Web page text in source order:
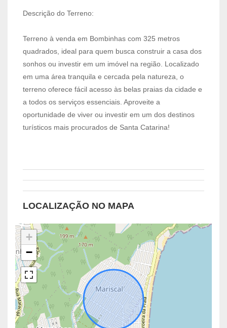
Descrição do Terreno:
Terreno à venda em Bombinhas com 325 metros
quadrados, ideal para quem busca construir a casa dos
sonhos ou investir em um imóvel na região. Localizado
em uma área tranquila e cercada pela natureza, o
terreno oferece fácil acesso às belas praias da cidade e
a todos os serviços essenciais. Aproveite a
oportunidade de viver ou investir em um dos destinos
turísticos mais procurados de Santa Catarina!
LOCALIZAÇÃO NO MAPA
+
−